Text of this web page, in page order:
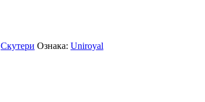
Скутери Ознака: Uniroyal